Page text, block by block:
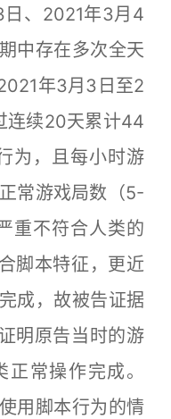
、2021年3月4
中存在多次全天
年3月3日至2
连续20天累计44
为，且每小时游
常游戏局数（5-
重不符合人类的
脚本特征，更近
成，故被告证据
明原告当时的游
常操作完成。
用脚本行为的情